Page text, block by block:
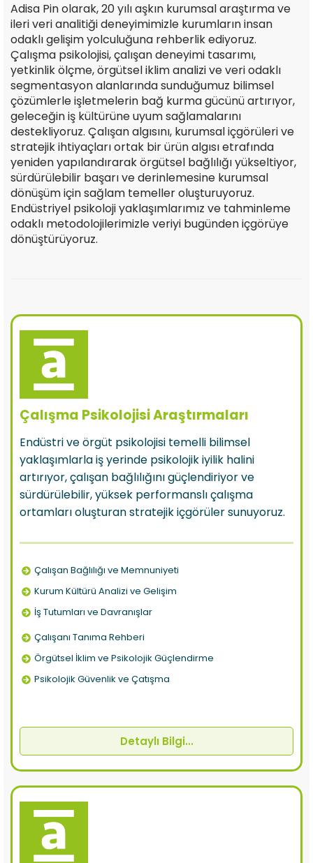
Adisa Pin olarak, 20 yılı aşkın kurumsal araştırma ve
ileri veri analitiği deneyimimizle kurumların insan
odaklı gelişim yolculuğuna rehberlik ediyoruz.
Çalışma psikolojisi, çalışan deneyimi tasarımı,
yetkinlik ölçme, örgütsel iklim analizi ve veri odaklı
segmentasyon alanlarında sunduğumuz bilimsel
çözümlerle işletmelerin bağ kurma gücünü artırıyor,
geleceğin iş kültürüne uyum sağlamalarını
destekliyoruz. Çalışan algısını, kurumsal içgörüleri ve
stratejik ihtiyaçları ortak bir ürün algısı etrafında
yeniden yapılandırarak örgütsel bağlılığı yükseltiyor,
sürdürülebilir başarı ve derinlemesine kurumsal
dönüşüm için sağlam temeller oluşturuyoruz.
Endüstriyel psikoloji yaklaşımlarımız ve tahminleme
odaklı metodolojilerimizle veriyi bugünden içgörüye
dönüştürüyoruz.
Çalışma Psikolojisi Araştırmaları
Endüstri ve örgüt psikolojisi temelli bilimsel
yaklaşımlarla iş yerinde psikolojik iyilik halini
artırıyor, çalışan bağlılığını güçlendiriyor ve
sürdürülebilir, yüksek performanslı çalışma
ortamları oluşturan stratejik içgörüler sunuyoruz.
Çalışan Bağlılığı ve Memnuniyeti
Kurum Kültürü Analizi ve Gelişim
İş Tutumları ve Davranışlar
Çalışanı Tanıma Rehberi
Örgütsel İklim ve Psikolojik Güçlendirme
Psikolojik Güvenlik ve Çatışma
Detaylı Bilgi...